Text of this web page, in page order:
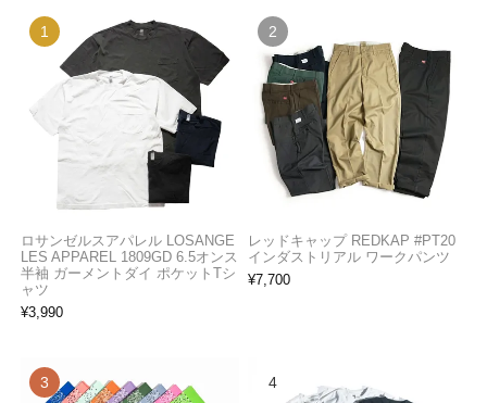
ロサンゼルスアパレル LOSANGE
LES APPAREL 1809GD 6.5オンス
半袖 ガーメントダイ ポケットTシ
ャツ
¥3,990
レッドキャップ REDKAP #PT20
インダストリアル ワークパンツ
¥7,700